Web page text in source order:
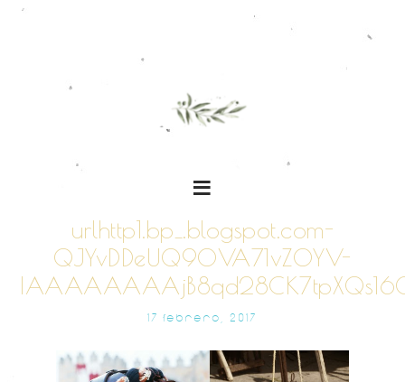
urlhttp1.bp_.blogspot.com-
QJYvDDeUQ90VA71vZ0YV-
17 FEBRERO, 2017